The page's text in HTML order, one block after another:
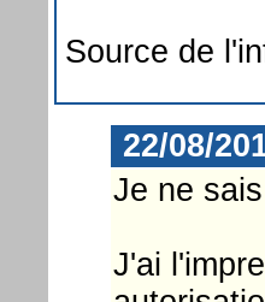
Source de
22/08/
Je ne
J'ai